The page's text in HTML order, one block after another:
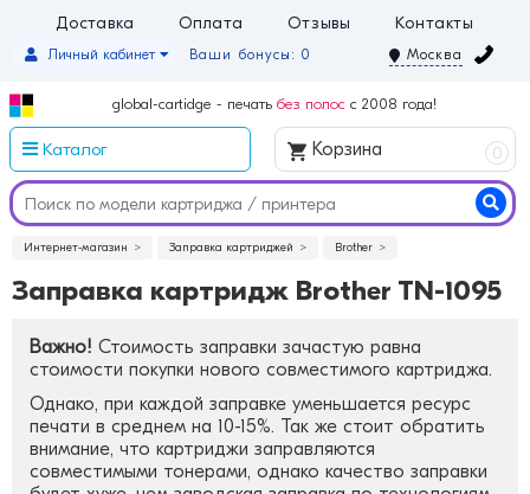
Доставка Оплата Отзывы Контакты
Ваши бонусы: 0
Личный кабинет Москва
global-cartidge - печать без полос с 2008 года!
Каталог Корзина 0
Интернет-магазин Заправка картриджей Brother
Заправка картридж Brother TN-1095
Важно! Стоимость заправки зачастую равна
стоимости покупки нового совместимого картриджа.
Однако, при каждой заправке уменьшается ресурс
печати в среднем на 10-15%. Так же стоит обратить
внимание, что картриджи заправляются
совместимыми тонерами, однако качество заправки